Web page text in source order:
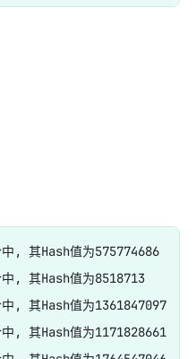
, 其Hash值为575774686
, 其Hash值为8518713
, 其Hash值为1361847097
, 其Hash值为1171828661